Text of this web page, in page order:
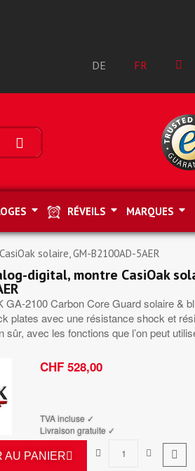
DE FR
RÉVEILS MARQUES
solaire, GM-B2100AD-5AER
digital, montre CasiOak
GA-2100 Carbon Core Guard solaire &
plates avec une résistance shock et
sûr, avec les fonctions que l’on peut
CHF 528,00
TVA incluse ✓
Livraison gratuite ✓
AU PANIER